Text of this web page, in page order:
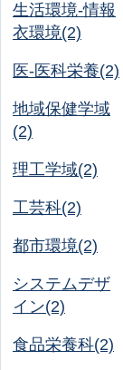
生活環境-情報
衣環境(2)
医-医科栄養(2)
地域保健学域
(2)
理工学域(2)
工芸科(2)
都市環境(2)
システムデザ
イン(2)
食品栄養科(2)